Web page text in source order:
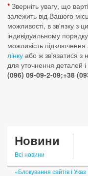
* Зверніть увагу, що
залежить від Вашого
можливості, в зв'язку з
індивідуальному
можливість
лінку або ж зв'язатися
для уточнення деталей і
(096) 09-09-2-09;+38
Новини
Всі новини
«Блокування сайтів і